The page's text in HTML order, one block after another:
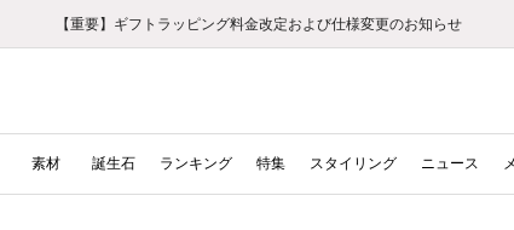
お修理・アフターサービスのご案内
【重要】令和８年熊本地震に伴う集配への影響について
【重要】ギフトラッピング料金改定および仕様変更のお知らせ
【重要】夏季休業の営業についてのご案内
税込5,500円以上で送料無料｜最短24時間以内に発送
新規会員登録で1000ポイントプレゼント！
新規LINE友だち登録で500円クーポンプレゼント
会員限定！レビュー投稿で100ポイントプレゼント
お修理・アフターサービスのご案内
【重要】令和８年熊本地震に伴う集配への影響について
素材 誕生石 ランキング 特集 スタイリング ニュース